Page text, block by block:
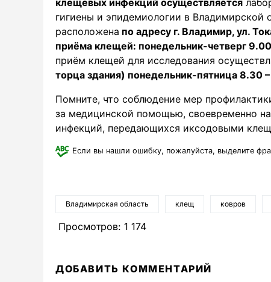
клещевых инфекций осуществляется
гигиены и эпидемиологии в Владимирской
расположена по адресу г. Владимир, ул.
приёма клещей: понедельник-четверг
приём клещей для исследования
торца здания) понедельник-пятница 8.30
Помните, что соблюдение мер
за медицинской помощью, своевременно
инфекций, передающихся иксодовыми
Если вы нашли ошибку, пожалуйста, выделите
Владимирская область клещ ковров
Просмотров: 1 174
ДОБАВИТЬ КОММЕНТАРИЙ